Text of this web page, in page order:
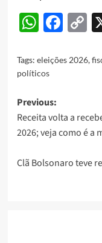
Tags: eleições 2026,
políticos
Post
navigation
Previous:
Receita volta a
2026; veja como é a
Clã Bolsonaro teve